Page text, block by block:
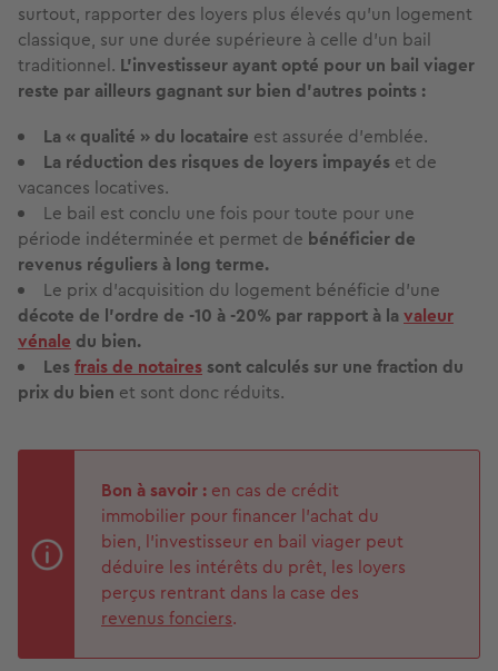
surtout, rapporter des loyers plus élevés qu’un logement
classique, sur une durée supérieure à celle d’un bail
traditionnel. L’investisseur ayant opté pour un bail viager
reste par ailleurs gagnant sur bien d’autres points :
La « qualité » du locataire est assurée d’emblée.
La réduction des risques de loyers impayés et de
vacances locatives.
Le bail est conclu une fois pour toute pour une
période indéterminée et permet de bénéficier de
revenus réguliers à long terme.
Le prix d’acquisition du logement bénéficie d’une
décote de l’ordre de -10 à -20% par rapport à lavaleur
vénale du bien.
Lesfrais de notairessont calculés sur une fraction du
prix du bien et sont donc réduits.
Bon à savoir : en cas de crédit
immobilier pour financer l’achat du
bien, l’investisseur en bail viager peut
déduire les intérêts du prêt, les loyers
perçus rentrant dans la case des
revenus fonciers.